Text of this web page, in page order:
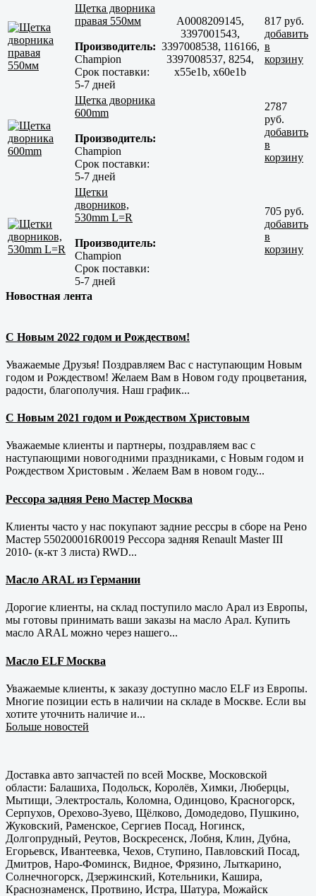
Щетка дворника
правая 550мм
Производитель:
Champion
Срок поставки:
5-7 дней
A0008209145,
3397001543,
3397008538, 116166,
3397008537, 8254,
x55e1b, x60e1b
817 руб.
добавить
в
корзину
Щетка дворника
600mm
Производитель:
Champion
Срок поставки:
5-7 дней
2787
руб.
добавить
в
корзину
Щетки
дворников,
530mm L=R
Производитель:
Champion
Срок поставки:
5-7 дней
705 руб.
добавить
в
корзину
Новостная лента
С Новым 2022 годом и Рождеством!
Уважаемые Друзья! Поздравляем Вас с наступающим Новым
годом и Рождеством! Желаем Вам в Новом году процветания,
радости, благополучия. Наш график...
С Новым 2021 годом и Рождеством Христовым
Уважаемые клиенты и партнеры, поздравляем вас с
наступающими новогодними праздниками, с Новым годом и
Рождеством Христовым . Желаем Вам в новом году...
Рессора задняя Рено Мастер Москва
Клиенты часто у нас покупают задние рессры в сборе на Рено
Мастер 550200016R0019 Рессора задняя Renault Master III
2010- (к-кт 3 листа) RWD...
Масло ARAL из Германии
Дорогие клиенты, на склад поступило масло Арал из Европы,
мы готовы принимать ваши заказы на масло Арал. Купить
масло ARAL можно через нашего...
Масло ELF Москва
Уважаемые клиенты, к заказу доступно масло ELF из Европы.
Многие позиции есть в наличии на складе в Москве. Если вы
хотите уточнить наличие и...
Больше новостей
Доставка авто запчастей по всей Москве, Московской
области: Балашиха, Подольск, Королёв, Химки, Люберцы,
Мытищи, Электросталь, Коломна, Одинцово, Красногорск,
Серпухов, Орехово-Зуево, Щёлково, Домодедово, Пушкино,
Жуковский, Раменское, Сергиев Посад, Ногинск,
Долгопрудный, Реутов, Воскресенск, Лобня, Клин, Дубна,
Егорьевск, Ивантеевка, Чехов, Ступино, Павловский Посад,
Дмитров, Наро-Фоминск, Видное, Фрязино, Лыткарино,
Солнечногорск, Дзержинский, Котельники, Кашира,
Краснознаменск, Протвино, Истра, Шатура, Можайск